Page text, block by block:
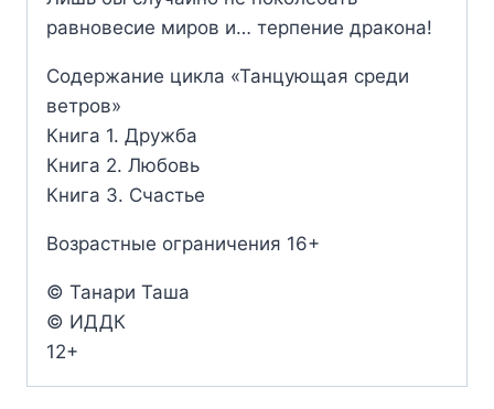
равновесие миров и… терпение дракона!
Содержание цикла «Танцующая среди
ветров»
Книга 1. Дружба
Книга 2. Любовь
Книга 3. Счастье
Возрастные ограничения 16+
© Танари Таша
© ИДДК
12+